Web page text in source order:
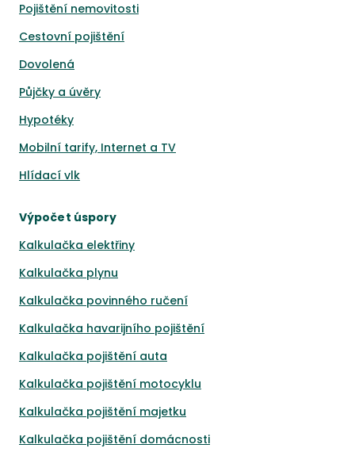
Pojištění nemovitosti
Cestovní pojištění
Dovolená
Půjčky a úvěry
Hypotéky
Mobilní tarify, Internet a TV
Hlídací vlk
Výpočet úspory
Kalkulačka elektřiny
Kalkulačka plynu
Kalkulačka povinného ručení
Kalkulačka havarijního pojištění
Kalkulačka pojištění auta
Kalkulačka pojištění motocyklu
Kalkulačka pojištění majetku
Kalkulačka pojištění domácnosti